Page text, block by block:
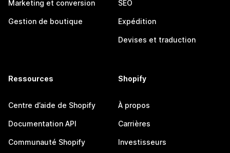
Marketing et conversion
Gestion de boutique
SEO
Expédition
Devises et traduction
Ressources
Centre d’aide de Shopify
Documentation API
Communauté Shopify
Shopify
À propos
Carrières
Investisseurs